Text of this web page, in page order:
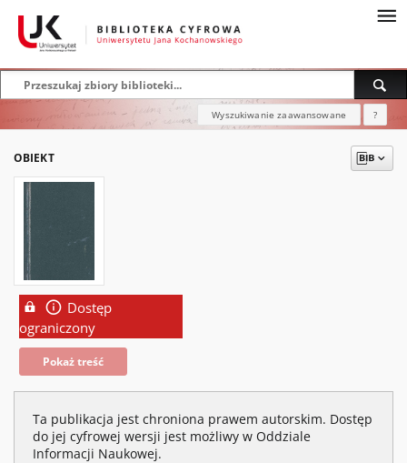
Wyszukiwanie zaawansowane ?
OBIEKT
Dostęp
ograniczony
Pokaż treść
Ta publikacja jest chroniona prawem autorskim. Dostęp
do jej cyfrowej wersji jest możliwy w Oddziale
Informacji Naukowej.